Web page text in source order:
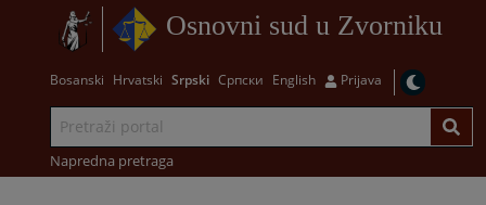
Osnovni sud u Zvorniku
Bosanski Hrvatski Srpski Српски English Prijava
Napredna pretraga